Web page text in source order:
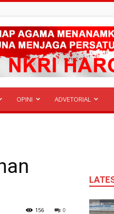
OPINI ADVETORIAL
0
156